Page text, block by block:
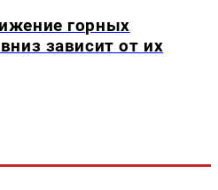
горных
зависит от их